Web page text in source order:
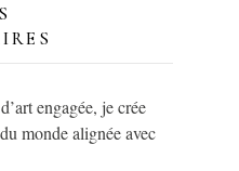
engagée, je crée
monde alignée avec